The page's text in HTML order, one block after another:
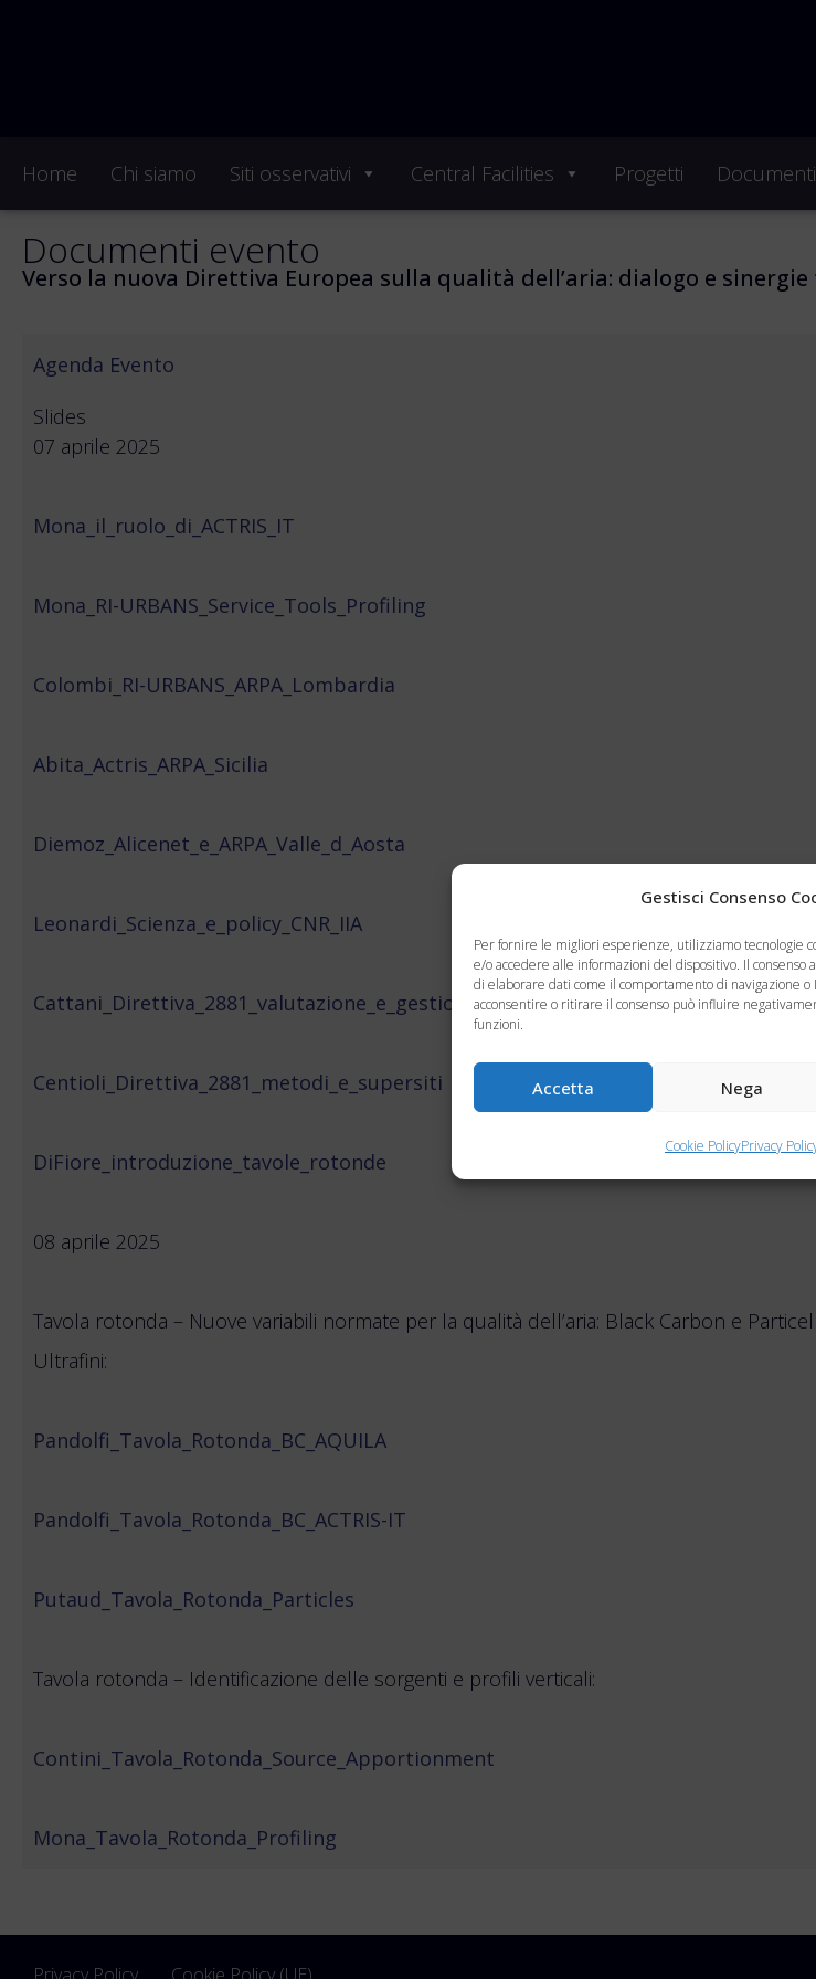
Gestisci Consenso
Per fornire le migliori esperienze, utilizziamo tecnologie
e/o accedere alle informazioni del dispositivo. Il
di elaborare dati come il comportamento di navigazione o
acconsentire o ritirare il consenso può influire
funzioni.
Accetta Nega
Cookie PolicyPrivacy
Home Chi siamo Siti osservativi Central Facilities Progetti Documenti
Documenti evento
Verso la nuova Direttiva Europea sulla qualità dell’aria: dialogo e
Agenda Evento
Slides
07 aprile 2025
Mona_il_ruolo_di_ACTRIS_IT
Mona_RI-URBANS_Service_Tools_Profiling
Colombi_RI-URBANS_ARPA_Lombardia
Abita_Actris_ARPA_Sicilia
Diemoz_Alicenet_e_ARPA_Valle_d_Aosta
Leonardi_Scienza_e_policy_CNR_IIA
Cattani_Direttiva_2881_valutazione_e_gestione_qualita_aria
Centioli_Direttiva_2881_metodi_e_supersiti
DiFiore_introduzione_tavole_rotonde
08 aprile 2025
Tavola rotonda – Nuove variabili normate per la qualità dell’aria: Black Carbon e
Ultrafini:
Pandolfi_Tavola_Rotonda_BC_AQUILA
Pandolfi_Tavola_Rotonda_BC_ACTRIS-IT
Putaud_Tavola_Rotonda_Particles
Tavola rotonda – Identificazione delle sorgenti e profili verticali:
Contini_Tavola_Rotonda_Source_Apportionment
Mona_Tavola_Rotonda_Profiling